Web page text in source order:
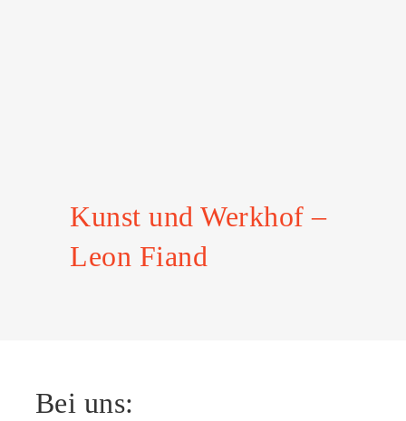
Kunst und Werkhof –
Leon Fiand
Bei uns: